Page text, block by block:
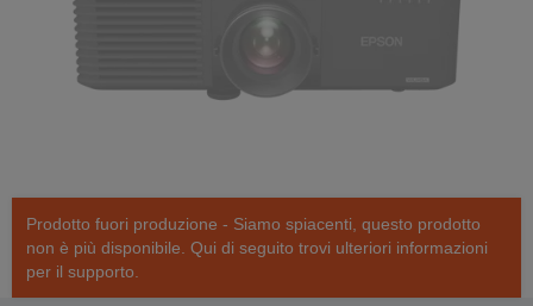
Prodotto fuori produzione - Siamo spiacenti, questo prodotto
non è più disponibile. Qui di seguito trovi ulteriori informazioni
per il supporto.